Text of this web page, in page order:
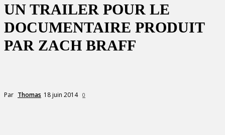
UN TRAILER POUR LE
DOCUMENTAIRE PRODUIT
PAR ZACH BRAFF
Par Thomas 18 juin 2014 0